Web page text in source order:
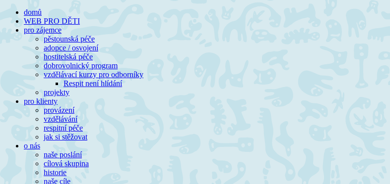
Přeskočit
obsah
domů
WEB PRO DĚTI
pro zájemce
pěstounská péče
adopce / osvojení
hostitelská péče
dobrovolnický program
vzdělávací kurzy pro odborníky
Respit není hlídání
projekty
pro klienty
provázení
vzdělávání
respitní péče
jak si stěžovat
o nás
naše poslání
cílová skupina
historie
naše cíle